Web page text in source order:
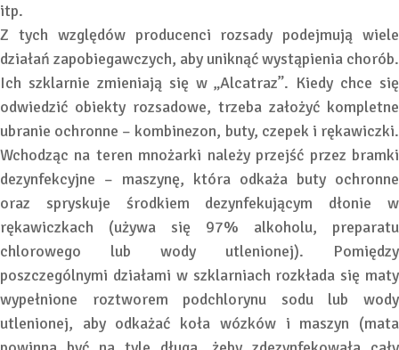
itp.
Z tych względów producenci rozsady podejmują wiele
działań zapobiegawczych, aby uniknąć wystąpienia chorób.
Ich szklarnie zmieniają się w „Alcatraz”. Kiedy chce się
odwiedzić obiekty rozsadowe, trzeba założyć kompletne
ubranie ochronne – kombinezon, buty, czepek i rękawiczki.
Wchodząc na teren mnożarki należy przejść przez bramki
dezynfekcyjne – maszynę, która odkaża buty ochronne
oraz spryskuje środkiem dezynfekującym dłonie w
rękawiczkach (używa się 97% alkoholu, preparatu
chlorowego lub wody utlenionej). Pomiędzy
poszczególnymi działami w szklarniach rozkłada się maty
wypełnione roztworem podchlorynu sodu lub wody
utlenionej, aby odkażać koła wózków i maszyn (mata